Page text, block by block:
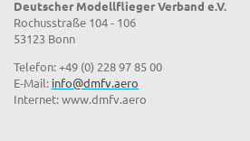
Deutscher Modellflieger Verband e.V.
Rochusstraße 104 - 106
53123 Bonn
Telefon: +49 (0) 228 97 85 00
E-Mail: info@dmfv.aero
Internet: www.dmfv.aero